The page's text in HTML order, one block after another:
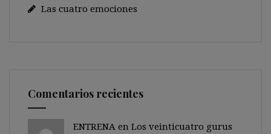
Las cuatro emociones
Comentarios recientes
ENTRENA en Los veinticuatro gurus